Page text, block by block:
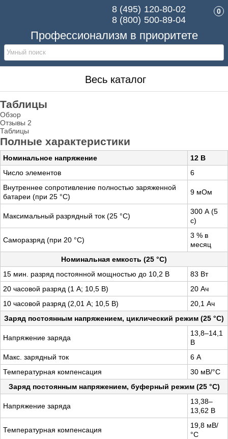
Профессионализм в приоритете
8 (495) 120-80-02
8 (800) 500-89-04
0
Весь каталог
Таблицы
Обзор
Отзывы 2
Таблицы
Полные характеристики
Номинальное напряжение
12 B
Число элементов
6
Внутреннее сопротивление полностью заряженной
батареи (при 25 °С)
9 мОм
Максимальный разрядный ток (25 °С)
300 А (5
с)
Саморазряд (при 20 °С)
3 % в
месяц
Номинальная емкость (25 °С)
15 мин. разряд постоянной мощностью до 10,2 В
83 Вт
20 часовой разряд (1 А; 10,5 В)
20 Ач
10 часовой разряд (2,01 А; 10,5 В)
20,1 Ач
Заряд постоянным напряжением, циклический режим (25 °С)
Напряжение заряда
13,8–14,1
В
Макс. зарядный ток
6 А
Температурная компенсация
30 мВ/°С
Заряд постоянным напряжением, буферный режим (25 °С)
Напряжение заряда
13,38–
13,62 В
Температурная компенсация
19,8 мВ/
°С